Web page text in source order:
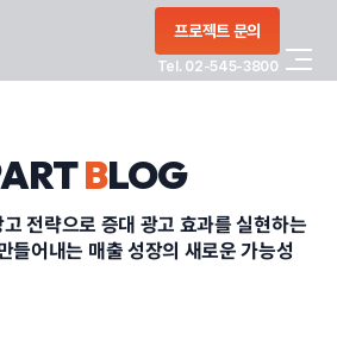
프로젝트 문의
Tel. 02-545-3800
BLOG
전략으로 증대 광고 효과를 실현하는
들어내는 매출 성장의 새로운 가능성